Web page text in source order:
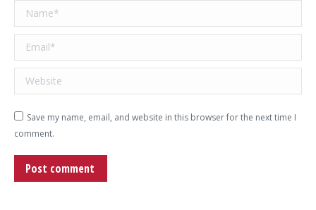
Name *
Email *
Website
Save my name, email, and website in this browser for the next time I
comment.
Post comment